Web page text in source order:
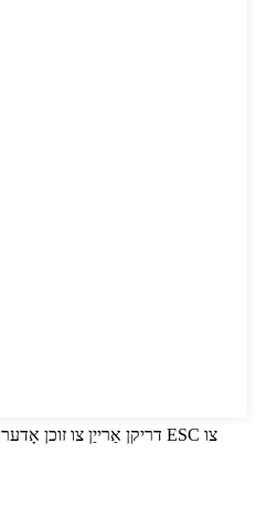
דריקן אַרייַן צו זוכן אָדער ESC צו